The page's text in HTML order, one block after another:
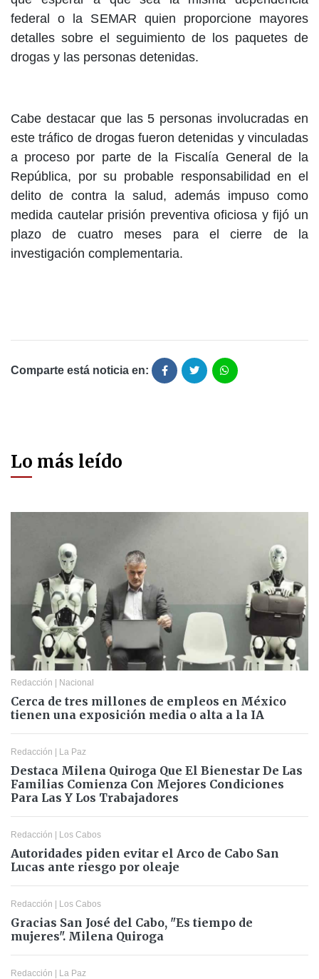
federal o la SEMAR quien proporcione mayores
detalles sobre el seguimiento de los paquetes de
drogas y las personas detenidas.
Cabe destacar que las 5 personas involucradas en
este tráfico de drogas fueron detenidas y vinculadas
a proceso por parte de la Fiscalía General de la
República, por su probable responsabilidad en el
delito de contra la salud, además impuso como
medida cautelar prisión preventiva oficiosa y fijó un
plazo de cuatro meses para el cierre de la
investigación complementaria.
Comparte está noticia en:
Lo más leído
Redacción | Nacional
Cerca de tres millones de empleos en México
tienen una exposición media o alta a la IA
Redacción | La Paz
Destaca Milena Quiroga Que El Bienestar De Las
Familias Comienza Con Mejores Condiciones
Para Las Y Los Trabajadores
Redacción | Los Cabos
Autoridades piden evitar el Arco de Cabo San
Lucas ante riesgo por oleaje
Redacción | Los Cabos
Gracias San José del Cabo, "Es tiempo de
mujeres". Milena Quiroga
Redacción | La Paz